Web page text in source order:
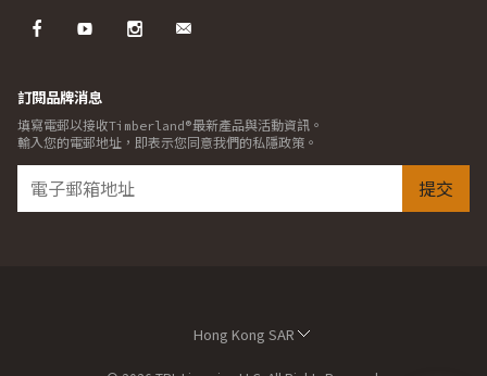
訂閱品牌消息
填寫電郵以接收Timberland®最新產品與活動資訊。
輸入您的電郵地址，即表示您同意我們的私隱政策。
提交
Hong Kong SAR